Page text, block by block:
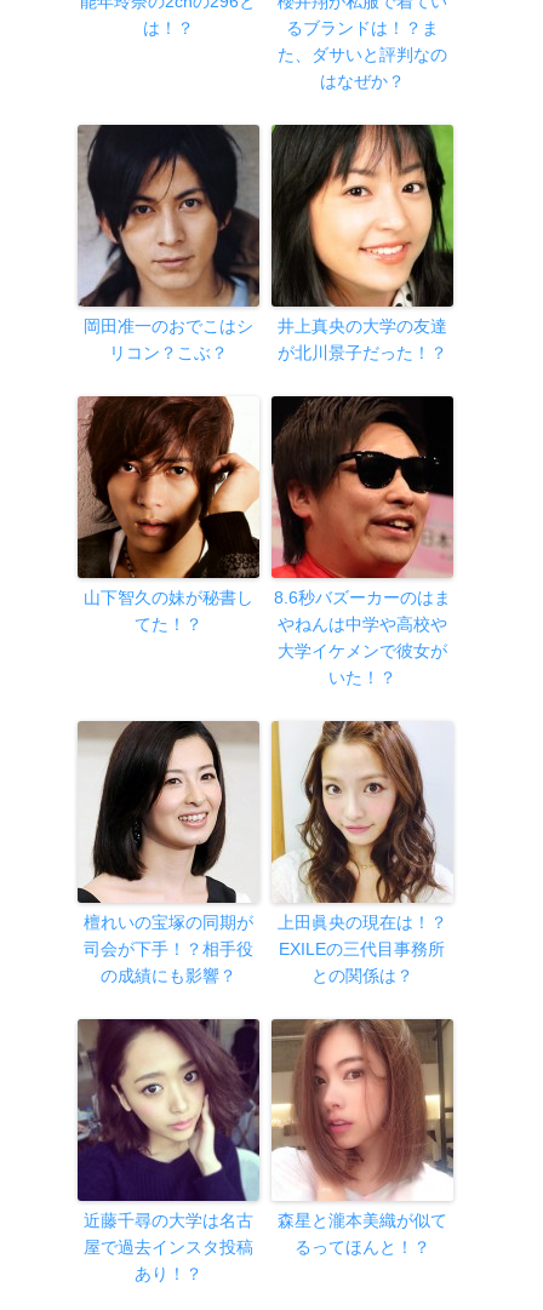
は！？
るブランドは！？ま
た、ダサいと評判なの
はなぜか？
岡田准一のおでこはシ
リコン？こぶ？
井上真央の大学の友達
が北川景子だった！？
山下智久の妹が秘書し
てた！？
8.6秒バズーカーのはま
やねんは中学や高校や
大学イケメンで彼女が
いた！？
檀れいの宝塚の同期が
司会が下手！？相手役
の成績にも影響？
上田眞央の現在は！？
EXILEの三代目事務所
との関係は？
近藤千尋の大学は名古
屋で過去インスタ投稿
あり！？
森星と瀧本美織が似て
るってほんと！？